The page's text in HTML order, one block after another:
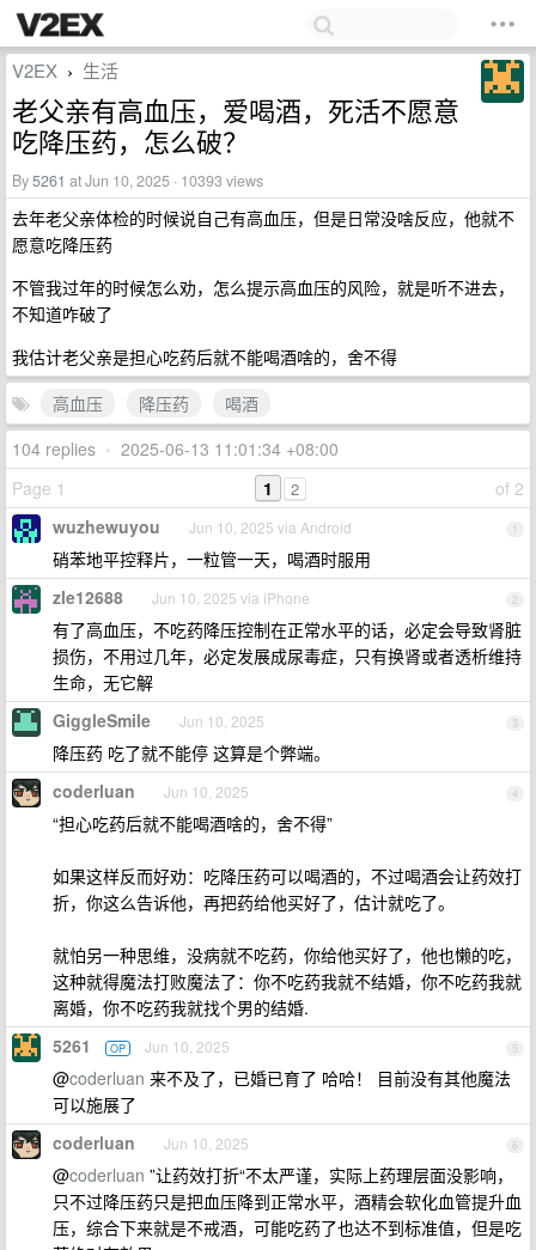
V2EX › 生活
老父亲有高血压，爱喝酒，死活不愿意
吃降压药，怎么破？
By5261 at Jun 10, 2025 · 10393 views
去年老父亲体检的时候说自己有高血压，但是日常没啥反应，他就不
愿意吃降压药
不管我过年的时候怎么劝，怎么提示高血压的风险，就是听不进去，
不知道咋破了
我估计老父亲是担心吃药后就不能喝酒啥的，舍不得
高血压
降压药
喝酒
104 replies • 2025-06-13 11:01:34 +08:00
Page 1
of 2
1 2
1
wuzhewuyou Jun 10, 2025 via Android
硝苯地平控释片，一粒管一天，喝酒时服用
2
zle12688 Jun 10, 2025 via iPhone
有了高血压，不吃药降压控制在正常水平的话，必定会导致肾脏
损伤，不用过几年，必定发展成尿毒症，只有换肾或者透析维持
生命，无它解
3
GiggleSmile Jun 10, 2025
降压药 吃了就不能停 这算是个弊端。
4
coderluan Jun 10, 2025
“担心吃药后就不能喝酒啥的，舍不得”
如果这样反而好劝：吃降压药可以喝酒的，不过喝酒会让药效打
折，你这么告诉他，再把药给他买好了，估计就吃了。
就怕另一种思维，没病就不吃药，你给他买好了，他也懒的吃，
这种就得魔法打败魔法了：你不吃药我就不结婚，你不吃药我就
离婚，你不吃药我就找个男的结婚.
5
5261 OP Jun 10, 2025
@coderluan 来不及了，已婚已育了 哈哈！ 目前没有其他魔法
可以施展了
6
coderluan Jun 10, 2025
@coderluan ”让药效打折“不太严谨，实际上药理层面没影响，
只不过降压药只是把血压降到正常水平，酒精会软化血管提升血
压，综合下来就是不戒酒，可能吃药了也达不到标准值，但是吃